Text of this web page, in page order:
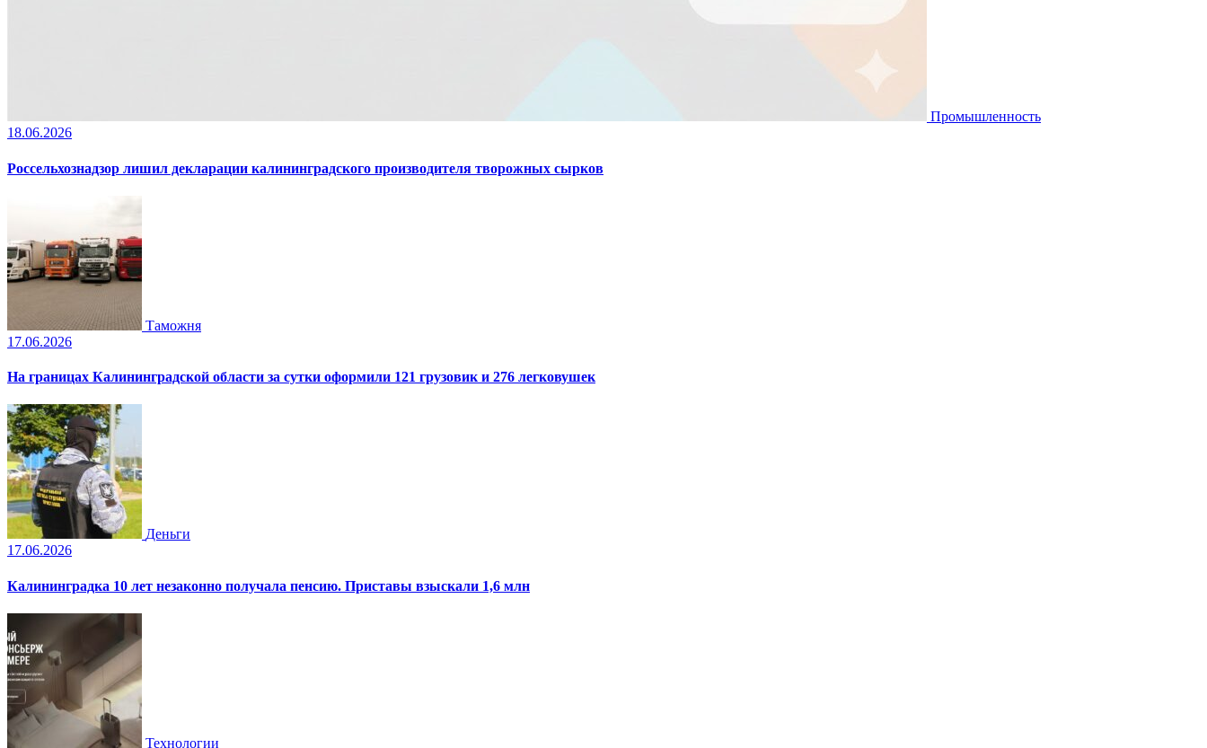
Промышленность
18.06.2026
Россельхознадзор лишил декларации калининградского производителя творожных сырков
Таможня
17.06.2026
На границах Калининградской области за сутки оформили 121 грузовик и 276 легковушек
Деньги
17.06.2026
Калининградка 10 лет незаконно получала пенсию. Приставы взыскали 1,6 млн
Технологии